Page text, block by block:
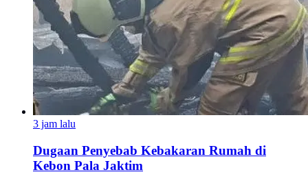
3 jam lalu
Dugaan Penyebab Kebakaran Rumah di
Kebon Pala Jaktim